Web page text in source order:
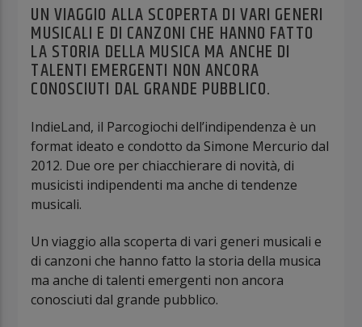
UN VIAGGIO ALLA SCOPERTA DI VARI GENERI
MUSICALI E DI CANZONI CHE HANNO FATTO
LA STORIA DELLA MUSICA MA ANCHE DI
TALENTI EMERGENTI NON ANCORA
CONOSCIUTI DAL GRANDE PUBBLICO.
IndieLand, il Parcogiochi dell’indipendenza è un
format ideato e condotto da Simone Mercurio dal
2012. Due ore per chiacchierare di novità, di
musicisti indipendenti ma anche di tendenze
musicali.
Un viaggio alla scoperta di vari generi musicali e
di canzoni che hanno fatto la storia della musica
ma anche di talenti emergenti non ancora
conosciuti dal grande pubblico.